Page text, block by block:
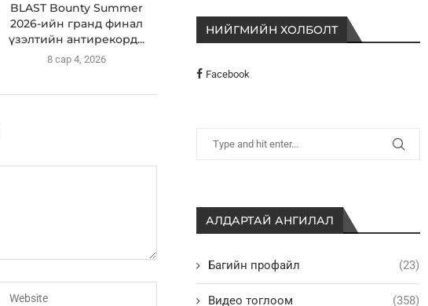
BLAST Bounty Summer
2026-ийн гранд финал
үзэлтийн антирекорд...
8 сар 4, 2026
НИЙГМИЙН ХОЛБОЛТ
Facebook
АЛДАРТАЙ АНГИЛАЛ
Багийн профайл (23)
Видео тоглоом (358)